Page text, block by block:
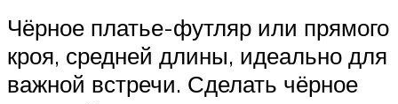
Чёрное платье-футляр или прямого
кроя, средней длины, идеально для
важной встречи. Сделать чёрное